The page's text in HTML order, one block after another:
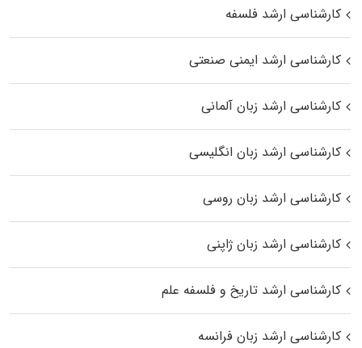
کارشناسی ارشد فلسفه
کارشناسی ارشد ایمنی صنعتی
کارشناسی ارشد زبان آلمانی
کارشناسی ارشد زبان انگلیسی
کارشناسی ارشد زبان روسی
کارشناسی ارشد زبان ژاپنی
کارشناسی ارشد تاریخ و فلسفه علم
کارشناسی ارشد زبان فرانسه